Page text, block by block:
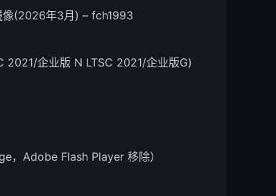
(2026年3月) – fch1993
2021/企业版 N LTSC 2021/企业版G)
，Adobe Flash Player 移除）